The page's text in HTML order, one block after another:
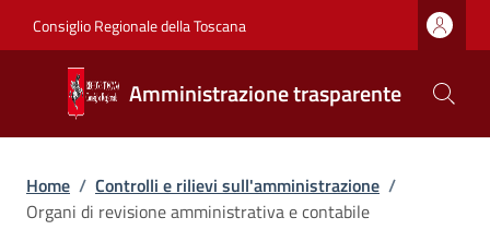
Consiglio Regionale della Toscana
Amministrazione trasparente
Briciole di pane
Home / Controlli e rilievi sull'amministrazione /
Organi di revisione amministrativa e contabile